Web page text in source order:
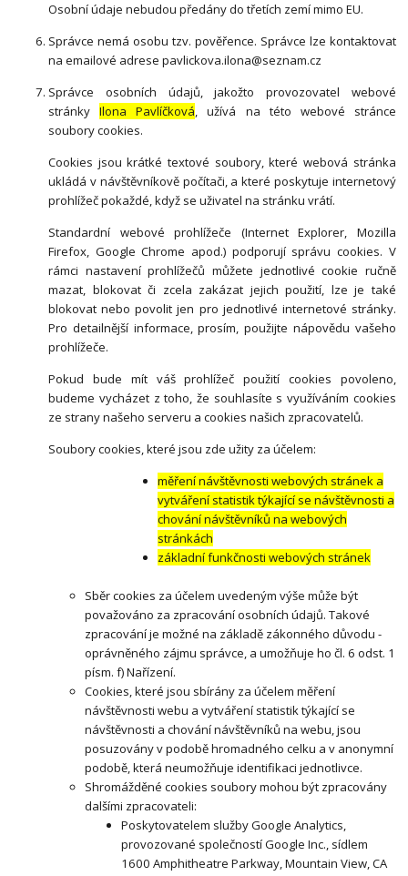
Osobní údaje nebudou předány do třetích zemí mimo EU.
Správce nemá osobu tzv. pověřence. Správce lze kontaktovat
na emailové adrese pavlickova.ilona@seznam.cz
Správce osobních údajů, jakožto provozovatel webové
stránkyIlona Pavlíčková, užívá na této webové stránce
soubory cookies.
Cookies jsou krátké textové soubory, které webová stránka
ukládá v návštěvníkově počítači, a které poskytuje internetový
prohlížeč pokaždé, když se uživatel na stránku vrátí.
Standardní webové prohlížeče (Internet Explorer, Mozilla
Firefox, Google Chrome apod.) podporují správu cookies. V
rámci nastavení prohlížečů můžete jednotlivé cookie ručně
mazat, blokovat či zcela zakázat jejich použití, lze je také
blokovat nebo povolit jen pro jednotlivé internetové stránky.
Pro detailnější informace, prosím, použijte nápovědu vašeho
prohlížeče.
Pokud bude mít váš prohlížeč použití cookies povoleno,
budeme vycházet z toho, že souhlasíte s využíváním cookies
ze strany našeho serveru a cookies našich zpracovatelů.
Soubory cookies, které jsou zde užity za účelem:
měření návštěvnosti webových stránek a
vytváření statistik týkající se návštěvnosti a
chování návštěvníků na webových
stránkách
základní funkčnosti webových stránek
Sběr cookies za účelem uvedeným výše může být
považováno za zpracování osobních údajů. Takové
zpracování je možné na základě zákonného důvodu -
oprávněného zájmu správce, a umožňuje ho čl. 6 odst. 1
písm. f) Nařízení.
Cookies, které jsou sbírány za účelem měření
návštěvnosti webu a vytváření statistik týkající se
návštěvnosti a chování návštěvníků na webu, jsou
posuzovány v podobě hromadného celku a v anonymní
podobě, která neumožňuje identifikaci jednotlivce.
Shromážděné cookies soubory mohou být zpracovány
dalšími zpracovateli:
Poskytovatelem služby Google Analytics,
provozované společností Google Inc., sídlem
1600 Amphitheatre Parkway, Mountain View, CA